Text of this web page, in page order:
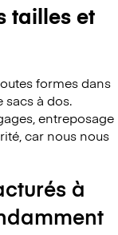
tailles et
formes dans
sacs à dos.
entreposage
car nous nous
à